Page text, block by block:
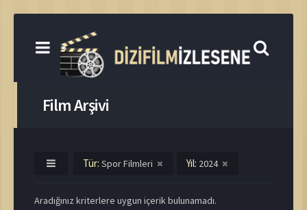
Film Arşivi
Tür: Spor Filmleri Yıl: 2024
Aradığınız kriterlere uygun içerik bulunamadı.